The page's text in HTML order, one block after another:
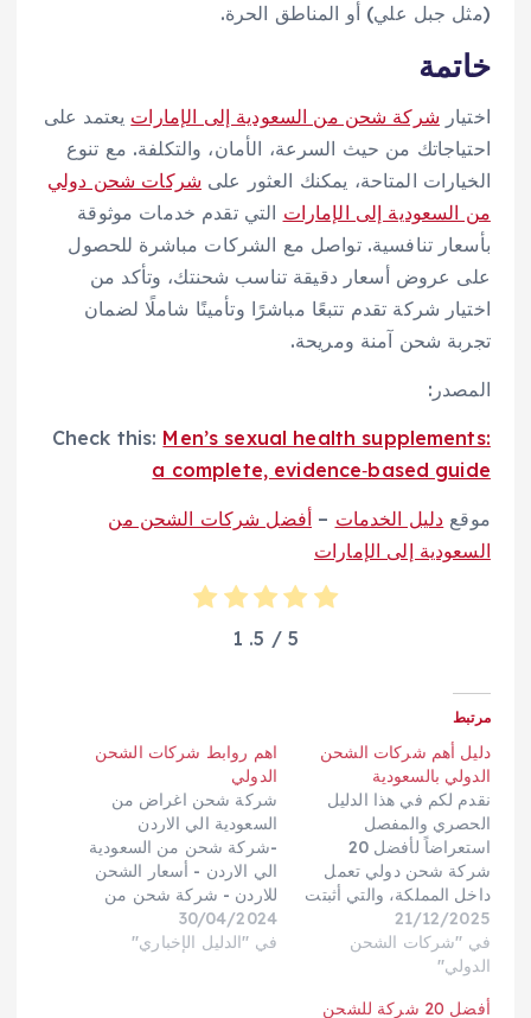
(مثل جبل علي) أو المناطق الحرة.
خاتمة
اختيار شركة شحن من السعودية إلى الإمارات يعتمد على
احتياجاتك من حيث السرعة، الأمان، والتكلفة. مع تنوع
الخيارات المتاحة، يمكنك العثور على شركات شحن دولي
من السعودية إلى الإمارات التي تقدم خدمات موثوقة
بأسعار تنافسية. تواصل مع الشركات مباشرة للحصول
على عروض أسعار دقيقة تناسب شحنتك، وتأكد من
اختيار شركة تقدم تتبعًا مباشرًا وتأمينًا شاملًا لضمان
تجربة شحن آمنة ومريحة.
المصدر:
Check this: Men’s sexual health supplements:
a complete, evidence‑based guide
موقع دليل الخدمات – أفضل شركات الشحن من
السعودية إلى الإمارات
5
/ 5.
1
مرتبط
دليل أهم شركات الشحن
الدولي بالسعودية
نقدم لكم في هذا الدليل
الحصري والمفصل
استعراضاً لأفضل 20
شركة شحن دولي تعمل
داخل المملكة، والتي أثبتت
كفاءتها في تقديم حلول
شحن بري، بحري، وجوي،
مع التركيز بشكل خاص
خدمات متكاملة من الباب
21/12/2025
في "شركات الشحن
الدولي"
اهم روابط شركات الشحن
الدولي
شركة شحن اغراض من
السعودية الي الاردن
-شركة شحن من السعودية
الي الاردن - أسعار الشحن
للاردن - شركة شحن من
السعودية الي الاردن -
شحن اغراض للاردن -
30/04/2024
في "الدليل الإخباري"
أفضل 20 شركة للشحن